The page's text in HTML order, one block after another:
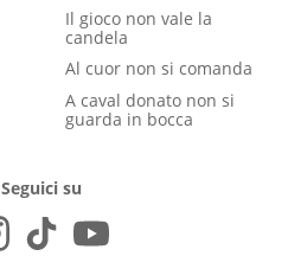
Il gioco non vale la
candela
Al cuor non si comanda
A caval donato non si
guarda in bocca
Seguici su